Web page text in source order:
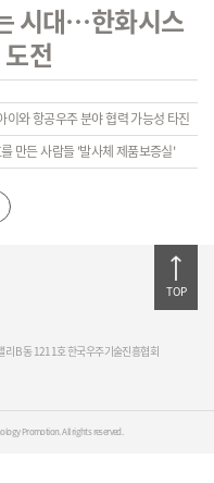
시대…한화시스
전
와 항공우주 분야 협력 가능성 타진
만든 사람들 '발사체 제품보증실'
B동 1211호 한국우주기술진흥협회
TOP
Promotion. All rights reserved.